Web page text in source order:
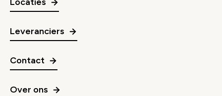
Leveranciers
Contact
Over ons